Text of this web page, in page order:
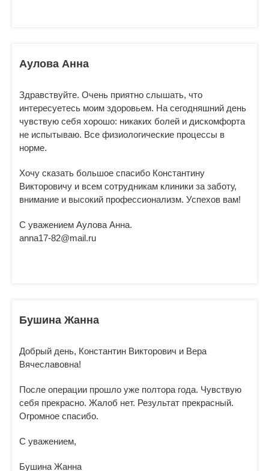
Аулова Анна
Здравствуйте. Очень приятно слышать, что
интересуетесь моим здоровьем. На сегодняшний день
чувствую себя хорошо: никаких болей и дискомфорта
не испытываю. Все физиологические процессы в
норме.
Хочу сказать большое спасибо Константину
Викторовичу и всем сотрудникам клиники за заботу,
внимание и высокий профессионализм. Успехов вам!
С уважением Аулова Анна.
anna17-82@mail.ru
Бушина Жанна
Добрый день, Константин Викторович и Вера
Вячеславовна!
После операции прошло уже полтора года. Чувствую
себя прекрасно. Жалоб нет. Результат прекрасный.
Огромное спасибо.
С уважением,
Бушина Жанна